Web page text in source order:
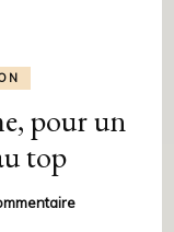
pour un
top